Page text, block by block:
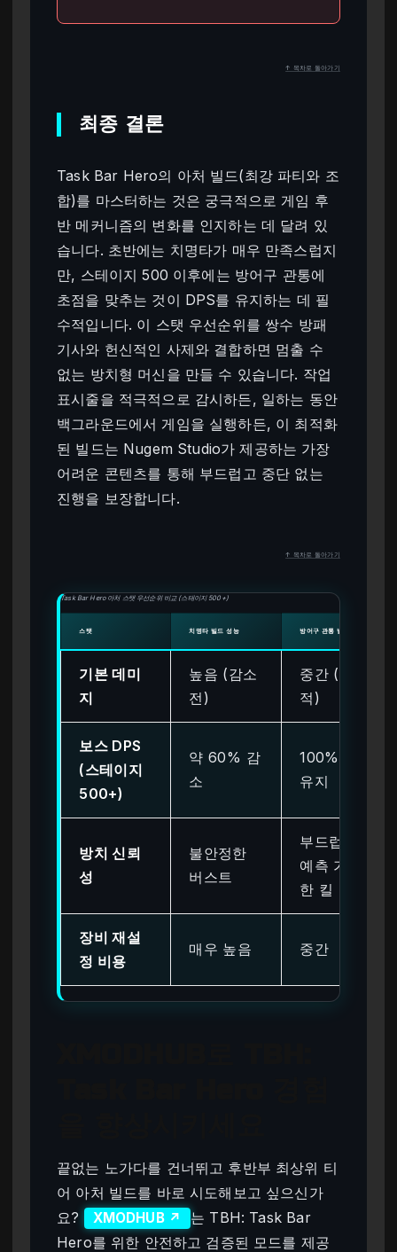
↑ 목차로 돌아가기
최종 결론
Task Bar Hero의 아처 빌드(최강 파티와 조
합)를 마스터하는 것은 궁극적으로 게임 후
반 메커니즘의 변화를 인지하는 데 달려 있
습니다. 초반에는 치명타가 매우 만족스럽지
만, 스테이지 500 이후에는 방어구 관통에
초점을 맞추는 것이 DPS를 유지하는 데 필
수적입니다. 이 스탯 우선순위를 쌍수 방패
기사와 헌신적인 사제와 결합하면 멈출 수
없는 방치형 머신을 만들 수 있습니다. 작업
표시줄을 적극적으로 감시하든, 일하는 동안
백그라운드에서 게임을 실행하든, 이 최적화
된 빌드는 Nugem Studio가 제공하는 가장
어려운 콘텐츠를 통해 부드럽고 중단 없는
진행을 보장합니다.
↑ 목차로 돌아가기
Task Bar Hero 아처 스탯 우선순위 비교 (스테이지 500+)
스탯 치명타 빌드 성능 방어구 관통 빌드 성능
기본 데미
지
높음 (감소
전)
중간 (안정
적)
보스 DPS
(스테이지
500+)
약 60% 감
소
100% 효율
유지
방치 신뢰
성
불안정한
버스트
부드럽고
예측 가능
한 킬
장비 재설
정 비용
매우 높음 중간
끝없는 노가다를 건너뛰고 후반부 최상위 티
어 아처 빌드를 바로 시도해보고 싶으신가
요?
XMODHUB ↗
는 TBH: Task Bar
Hero를 위한 안전하고 검증된 모드를 제공